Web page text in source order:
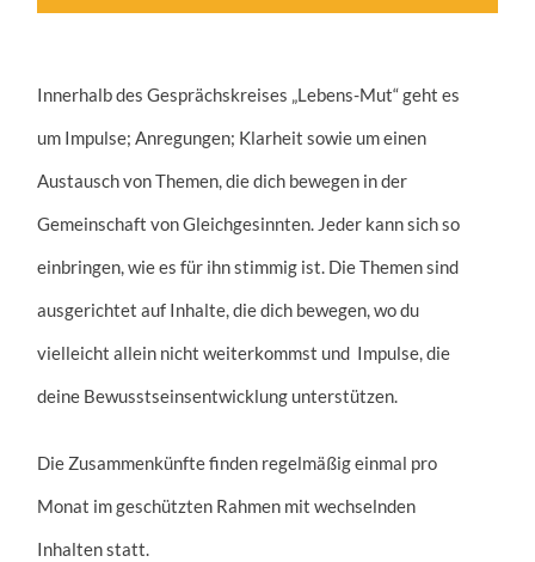
Innerhalb des Gesprächskreises „Lebens-Mut“ geht es
um Impulse; Anregungen; Klarheit sowie um einen
Austausch von Themen, die dich bewegen in der
Gemeinschaft von Gleichgesinnten. Jeder kann sich so
einbringen, wie es für ihn stimmig ist. Die Themen sind
ausgerichtet auf Inhalte, die dich bewegen, wo du
vielleicht allein nicht weiterkommst und Impulse, die
deine Bewusstseinsentwicklung unterstützen.
Die Zusammenkünfte finden regelmäßig einmal pro
Monat im geschützten Rahmen mit wechselnden
Inhalten statt.